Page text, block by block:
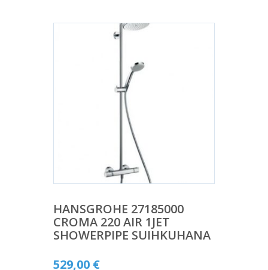
HANSGROHE 27185000
CROMA 220 AIR 1JET
SHOWERPIPE SUIHKUHANA
529,00 €